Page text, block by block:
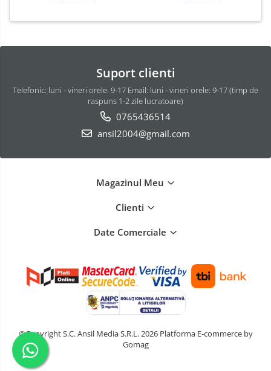
Suport clienti
Telefonic: luni - vineri orele: 9-17 Email: luni - vineri orele: 9-17 (timp de
raspuns 1-2 zile lucratoare)
0765436514
ansil2004@gmail.com
Magazinul Meu
Clienti
Date Comerciale
©Copyright S.C. Ansil Media S.R.L. 2026 Platforma E-commerce by
Gomag